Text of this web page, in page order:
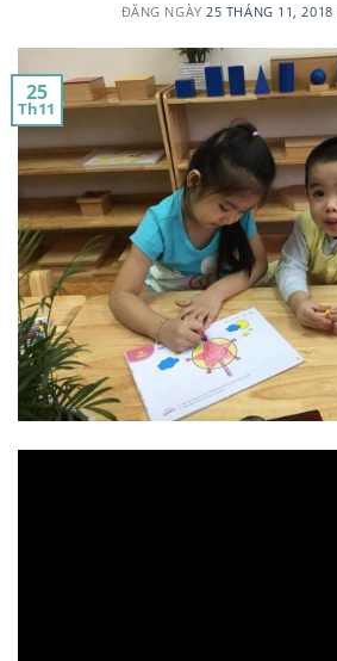
ĐĂNG NGÀY 25 THÁNG 11, 2018
25
Th11